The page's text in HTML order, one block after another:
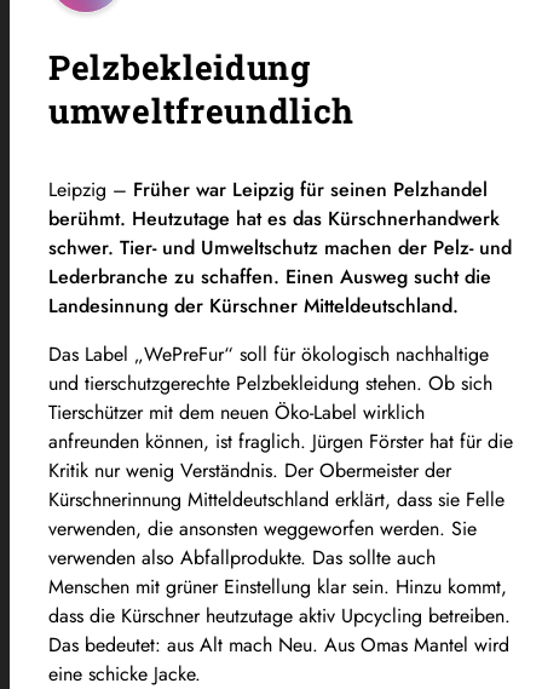
Pelzbekleidung
umweltfreundlich
Leipzig – Früher war Leipzig für seinen Pelzhandel
berühmt. Heutzutage hat es das Kürschnerhandwerk
schwer. Tier- und Umweltschutz machen der Pelz- und
Lederbranche zu schaffen. Einen Ausweg sucht die
Landesinnung der Kürschner Mitteldeutschland.
Das Label „WePreFur“ soll für ökologisch nachhaltige
und tierschutzgerechte Pelzbekleidung stehen. Ob sich
Tierschützer mit dem neuen Öko-Label wirklich
anfreunden können, ist fraglich. Jürgen Förster hat für die
Kritik nur wenig Verständnis. Der Obermeister der
Kürschnerinnung Mitteldeutschland erklärt, dass sie Felle
verwenden, die ansonsten weggeworfen werden. Sie
verwenden also Abfallprodukte. Das sollte auch
Menschen mit grüner Einstellung klar sein. Hinzu kommt,
dass die Kürschner heutzutage aktiv Upcycling betreiben.
Das bedeutet: aus Alt mach Neu. Aus Omas Mantel wird
eine schicke Jacke.